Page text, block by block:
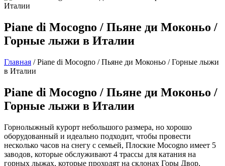
Piane di Mocogno / Пьяне ди Моконьо /
Горные лыжи в Италии
Главная / Piane di Mocogno / Пьяне ди Моконьо / Горные лыжи
в Италии
Piane di Mocogno / Пьяне ди Моконьо /
Горные лыжи в Италии
Горнолыжный курорт небольшого размера, но хорошо
оборудованный и идеально подходит, чтобы провести
несколько часов на снегу с семьей, Плоские Mocogno имеет 5
заводов, которые обслуживают 4 трассы для катания на
горных лыжах, которые проходят на склонах Горы Двор,